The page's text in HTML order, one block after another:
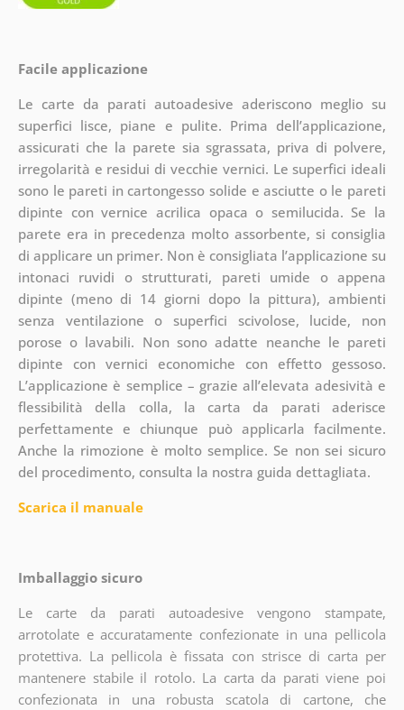
Facile applicazione
Le carte da parati autoadesive aderiscono meglio su
superfici lisce, piane e pulite. Prima dell’applicazione,
assicurati che la parete sia sgrassata, priva di polvere,
irregolarità e residui di vecchie vernici. Le superfici ideali
sono le pareti in cartongesso solide e asciutte o le pareti
dipinte con vernice acrilica opaca o semilucida. Se la
parete era in precedenza molto assorbente, si consiglia
di applicare un primer. Non è consigliata l’applicazione su
intonaci ruvidi o strutturati, pareti umide o appena
dipinte (meno di 14 giorni dopo la pittura), ambienti
senza ventilazione o superfici scivolose, lucide, non
porose o lavabili. Non sono adatte neanche le pareti
dipinte con vernici economiche con effetto gessoso.
L’applicazione è semplice – grazie all’elevata adesività e
flessibilità della colla, la carta da parati aderisce
perfettamente e chiunque può applicarla facilmente.
Anche la rimozione è molto semplice. Se non sei sicuro
del procedimento, consulta la nostra guida dettagliata.
Scarica il manuale
Imballaggio sicuro
Le carte da parati autoadesive vengono stampate,
arrotolate e accuratamente confezionate in una pellicola
protettiva. La pellicola è fissata con strisce di carta per
mantenere stabile il rotolo. La carta da parati viene poi
confezionata in una robusta scatola di cartone, che